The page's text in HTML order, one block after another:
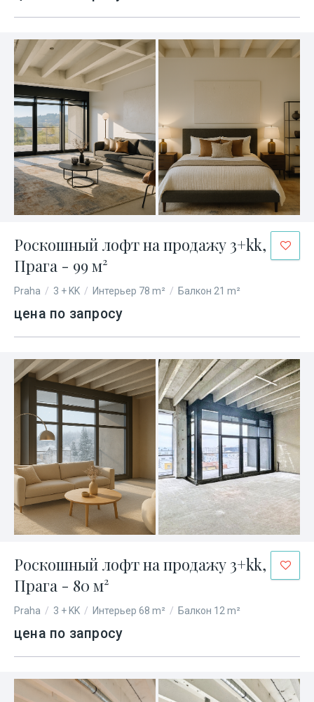
Роскошный лофт на продажу 3+kk,
Прага - 99 м²
Praha / 3 + KK / Интерьер 78 m² / Балкон 21 m²
цена по запросу
Роскошный лофт на продажу 3+kk,
Прага - 80 м²
Praha / 3 + KK / Интерьер 68 m² / Балкон 12 m²
цена по запросу